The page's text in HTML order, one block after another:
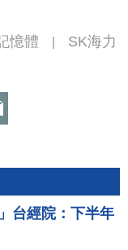
憶體
SK海力
台經院：下半年